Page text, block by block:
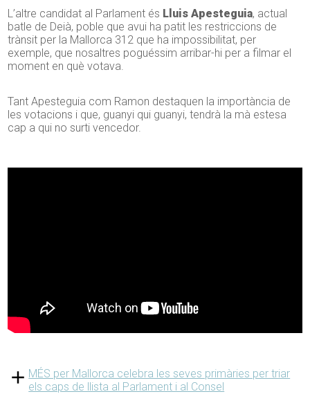
L’altre candidat al Parlament és Lluis Apesteguia, actual
batle de Deià, poble que avui ha patit les restriccions de
trànsit per la Mallorca 312 que ha impossibilitat, per
exemple, que nosaltres poguéssim arribar-hi per a filmar el
moment en què votava.
Tant Apesteguia com Ramon destaquen la importància de
les votacions i que, guanyi qui guanyi, tendrà la mà estesa
cap a qui no surti vencedor.
MÉS per Mallorca celebra les seves primàries per triar
els caps de llista al Parlament i al Consel